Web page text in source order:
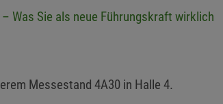
Was Sie als neue Führungskraft wirklich
Messestand 4A30 in Halle 4.